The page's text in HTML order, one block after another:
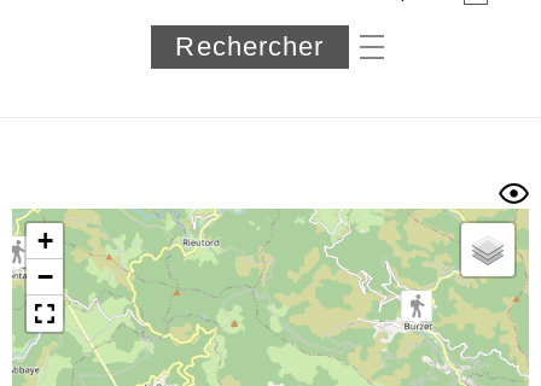
Département
Longueur min/max
Trier par
Horodatage Photos
+
−